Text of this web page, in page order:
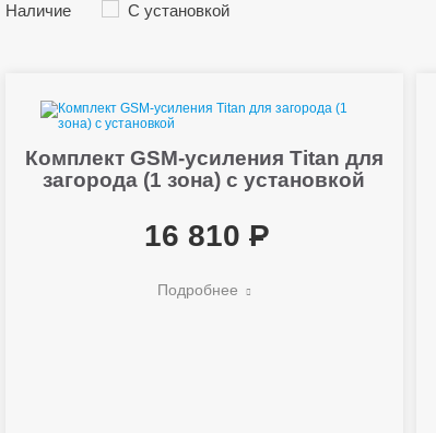
Наличие С установкой
Комплект GSM-усиления Titan для
загорода (1 зона) с установкой
16 810
Подробнее